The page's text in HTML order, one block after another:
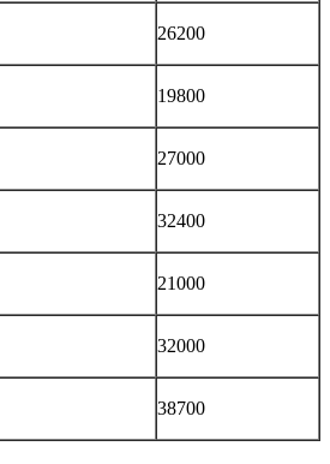
26200
19800
27000
32400
21000
32000
38700